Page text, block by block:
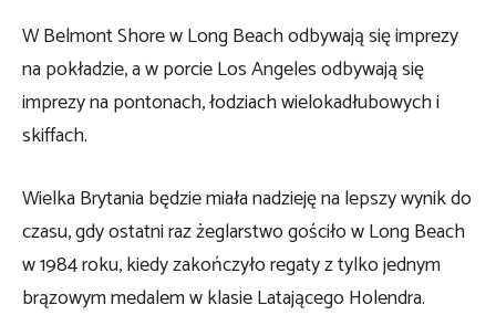
W Belmont Shore w Long Beach odbywają się imprezy
na pokładzie, a w porcie Los Angeles odbywają się
imprezy na pontonach, łodziach wielokadłubowych i
skiffach.
Wielka Brytania będzie miała nadzieję na lepszy wynik do
czasu, gdy ostatni raz żeglarstwo gościło w Long Beach
w 1984 roku, kiedy zakończyło regaty z tylko jednym
brązowym medalem w klasie Latającego Holendra.